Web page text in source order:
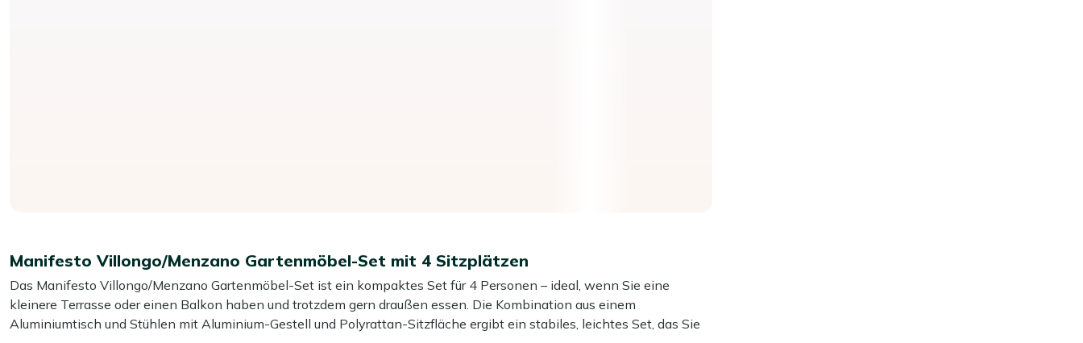
Manifesto Villongo/Menzano Gartenmöbel-Set mit 4 Sitzplätzen
Das Manifesto Villongo/Menzano Gartenmöbel-Set ist ein kompaktes Set für 4 Personen – ideal, wenn Sie eine
kleinere Terrasse oder einen Balkon haben und trotzdem gern draußen essen. Die Kombination aus einem
Aluminiumtisch und Stühlen mit Aluminium-Gestell und Polyrattan-Sitzfläche ergibt ein stabiles, leichtes Set, das Sie